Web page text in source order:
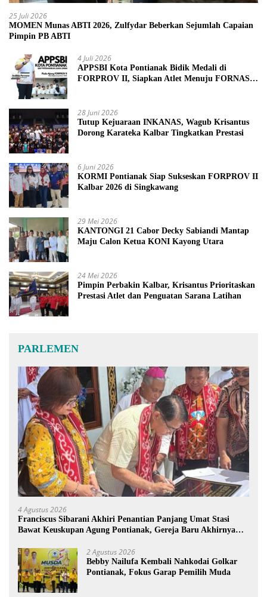
25 Juli 2026
MOMEN Munas ABTI 2026, Zulfydar Beberkan Sejumlah Capaian
Pimpin PB ABTI
4 Juli 2026
APPSBI Kota Pontianak Bidik Medali di
FORPROV II, Siapkan Atlet Menuju FORNAS
28 Juni 2026
Tutup Kejuaraan INKANAS, Wagub Krisantus
Dorong Karateka Kalbar Tingkatkan Prestasi
6 Juni 2026
KORMI Pontianak Siap Sukseskan FORPROV II
Kalbar 2026 di Singkawang
29 Mei 2026
KANTONGI 21 Cabor Decky Sabiandi Mantap
Maju Calon Ketua KONI Kayong Utara
24 Mei 2026
Pimpin Perbakin Kalbar, Krisantus Prioritaskan
Prestasi Atlet dan Penguatan Sarana Latihan
PARLEMEN
4 Agustus 2026
Franciscus Sibarani Akhiri Penantian Panjang Umat Stasi
Bawat Keuskupan Agung Pontianak, Gereja Baru Akhirnya
2 Agustus 2026
Bebby Nailufa Kembali Nahkodai Golkar
Pontianak, Fokus Garap Pemilih Muda